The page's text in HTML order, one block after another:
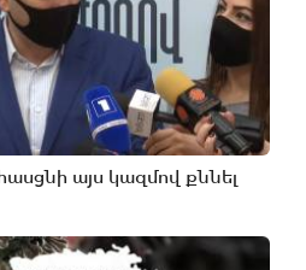
այս կազմով քննել